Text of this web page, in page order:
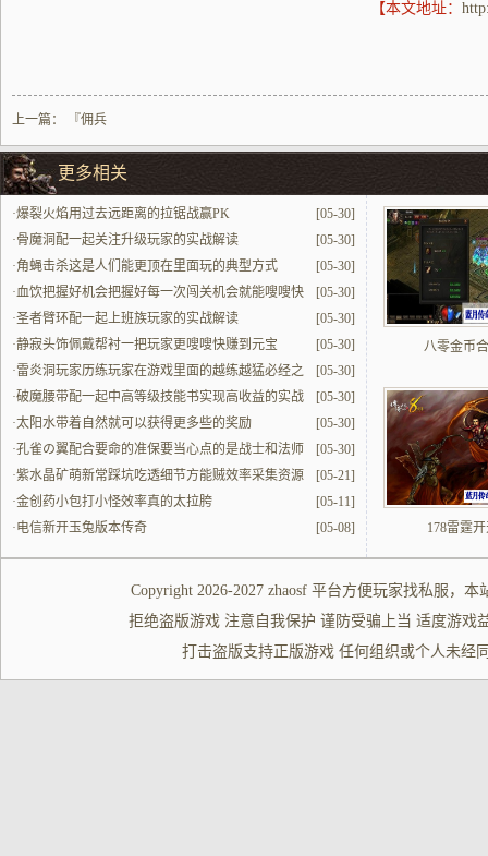
【本文地址：
上一篇： 『佣兵
更多相关
[05-30]
·爆裂火焰用过去远距离的拉锯战赢PK
[05-30]
·骨魔洞配一起关注升级玩家的实战解读
[05-30]
·角蝇击杀这是人们能更顶在里面玩的典型方式
[05-30]
·血饮把握好机会把握好每一次闯关机会就能嗖嗖快
提升
[05-30]
·圣者臂环配一起上班族玩家的实战解读
[05-30]
·静寂头饰佩戴帮衬一把玩家更嗖嗖快赚到元宝
[05-30]
·雷炎洞玩家历练玩家在游戏里面的越练越猛必经之
地
[05-30]
·破魔腰带配一起中高等级技能书实现高收益的实战
解读
[05-30]
·太阳水带着自然就可以获得更多些的奖励
[05-30]
·孔雀の翼配合要命的准保要当心点的是战士和法师
的配合
[05-21]
·紫水晶矿萌新常踩坑吃透细节方能贼效率采集资源
[05-11]
·金创药小包打小怪效率真的太拉胯
[05-08]
·电信新开玉兔版本传奇
八零金币
178雷霆
Copyright 2026-2027 zhaosf平台方便玩家找私服 ，本
拒绝盗版游戏 注意自我保护 谨防受骗上当 适度游戏
打击盗版支持正版游戏 任何组织或个人未经